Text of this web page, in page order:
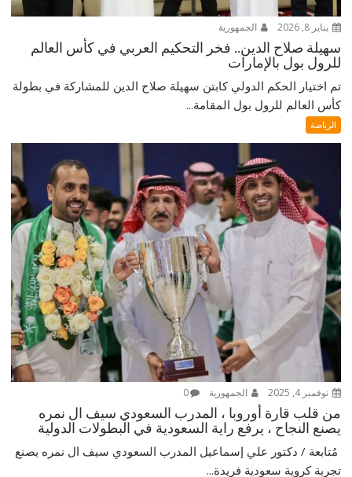
يناير 8, 2026 الجمهورية
سهيلة صلاح الدين.. فخر التحكيم العربي في كأس العالم
للرول بول بالإمارات
تم اختيار الحكم الدولي كابتن سهيلة صلاح الدين للمشاركة في بطولة
كأس العالم للرول بول المقامة...
الرياضة
نوفمبر 4, 2025 الجمهورية 0
من قلب قارة أوروبا ، المدرب السعودي سيف ال نمره
يصنع النجاح ، يرفع راية السعودية في البطولات الدولية
‎ مُتابعة / دكتور علي إسماعيل ‎المدرب السعودي سيف ال نمره يصنع
تجربة كروية سعودية فريدة...